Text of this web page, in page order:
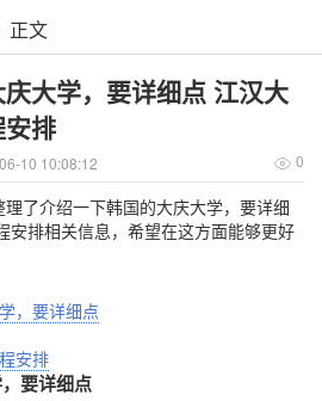
正文
大学，要详细点 江汉大
排
10 10:08:12 0
了介绍一下韩国的大庆大学，要详细
安排相关信息，希望在这方面能够更好
，要详细点
安排
要详细点